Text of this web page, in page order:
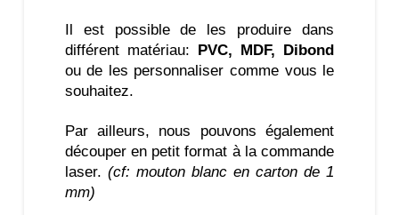
Il est possible de les produire dans
différent matériau: PVC, MDF, Dibond
ou de les personnaliser comme vous le
souhaitez.
Par ailleurs, nous pouvons également
découper en petit format à la commande
laser. (cf: mouton blanc en carton de 1
mm)